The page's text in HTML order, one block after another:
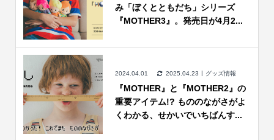
み「ぼくとともだち」シリーズ
『MOTHER3』。発売日が4月2...
2024.04.01 2025.04.23 グッズ情報
『MOTHER』と『MOTHER2』の
重要アイテム!? もののながさがよ
くわかる、せかいでいちばんす...